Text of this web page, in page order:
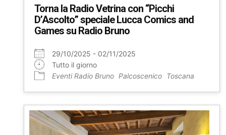
Torna la Radio Vetrina con “Picchi
D’Ascolto” speciale Lucca Comics and
Games su Radio Bruno
29/10/2025 - 02/11/2025
Tutto il giorno
Eventi Radio Bruno Palcoscenico Toscana